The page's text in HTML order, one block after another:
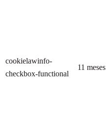
cookielawinfo-
checkbox-functional
11 meses